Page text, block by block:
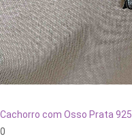
VER OPÇÕES
com Osso Prata 925